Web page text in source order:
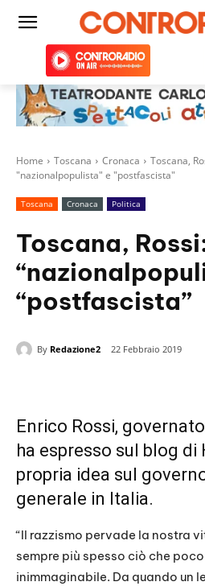
Home Toscana Cronaca
Toscana,
"nazionalpopulista" e "postfascista"
Toscana Cronaca Politica
Toscana,
“postfascista”
By Redazione2 22 Febbraio 2019
Enrico Rossi,
ha espresso sul blog
propria idea sul
generale in Italia.
“Il razzismo pervade la nostra
sempre più spesso ciò che
inimmaginabile. Da quando un